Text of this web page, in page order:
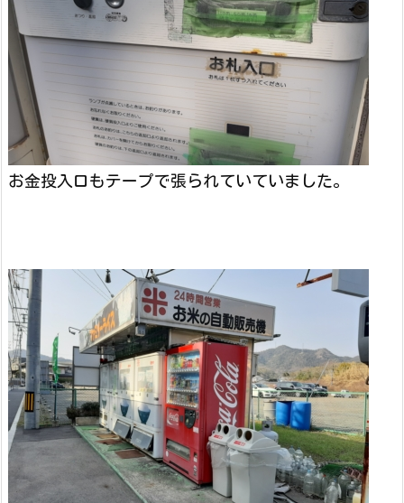
お金投入口もテープで張られていていました。